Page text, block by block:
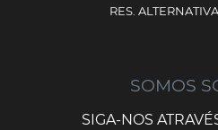
RES.
SOMOS
SIGA-NOS